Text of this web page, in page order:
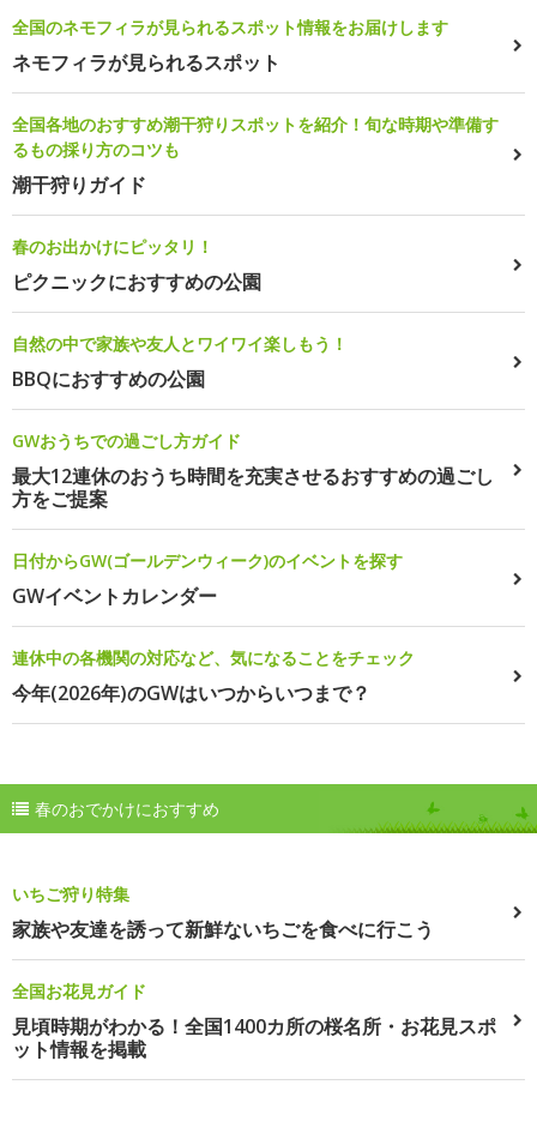
全国のネモフィラが見られるスポット情報をお届けします
ネモフィラが見られるスポット
全国各地のおすすめ潮干狩りスポットを紹介！旬な時期や準備す
るもの採り方のコツも
潮干狩りガイド
春のお出かけにピッタリ！
ピクニックにおすすめの公園
自然の中で家族や友人とワイワイ楽しもう！
BBQにおすすめの公園
GWおうちでの過ごし方ガイド
最大12連休のおうち時間を充実させるおすすめの過ごし
方をご提案
日付からGW(ゴールデンウィーク)のイベントを探す
GWイベントカレンダー
連休中の各機関の対応など、気になることをチェック
今年(2026年)のGWはいつからいつまで？
春のおでかけにおすすめ
いちご狩り特集
家族や友達を誘って新鮮ないちごを食べに行こう
全国お花見ガイド
見頃時期がわかる！全国1400カ所の桜名所・お花見スポ
ット情報を掲載